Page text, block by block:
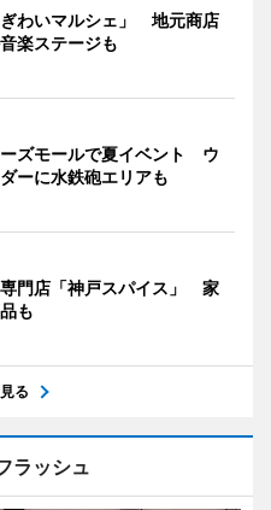
わいマルシェ」 地元商店
楽ステージも
ズモールで夏イベント ウ
ーに水鉄砲エリアも
門店「神戸スパイス」 家
も
る
ラッシュ